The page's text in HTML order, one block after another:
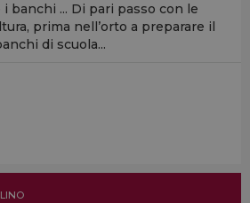
banchi ... Di pari passo con le
prima nell’orto a preparare il
di scuola...